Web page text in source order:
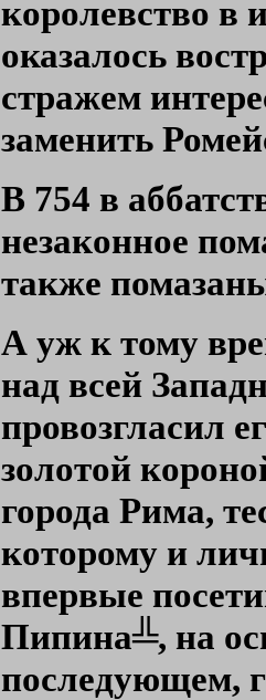
королевство в
оказалось
стражем
заменить
В 754 в
незаконное
также
А уж к тому
над всей
провозгласил
золотой
города Рима,
которому и
впервые
Пипина╩, на
последующем,